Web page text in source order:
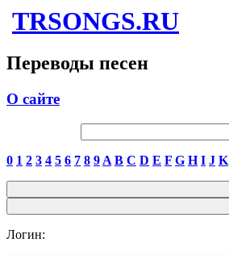
TRSONGS.RU
Переводы песен
О сайте
0 1 2 3 4 5 6 7 8 9 A B C D E F G H I J K
Логин: